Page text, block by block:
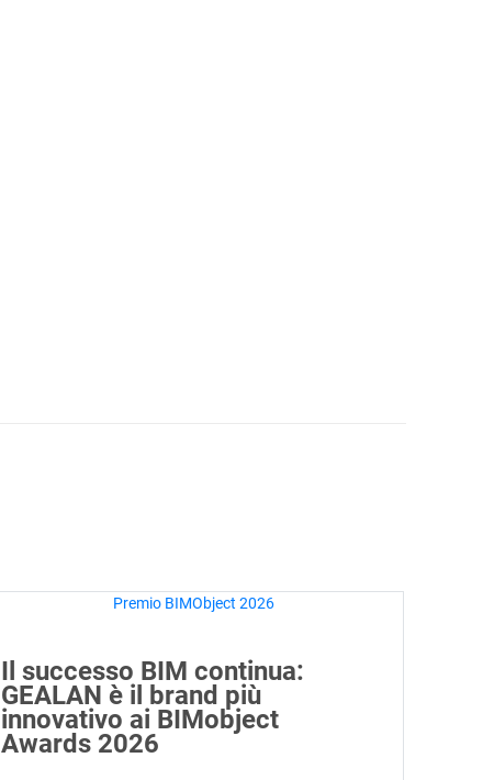
Il successo BIM continua:
GEALAN è il brand più
innovativo ai BIMobject
Awards 2026